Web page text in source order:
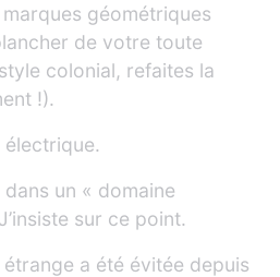
géométriques
de votre toute
colonial, refaites la
!).
électrique.
un « domaine
sur ce point.
a été évitée depuis